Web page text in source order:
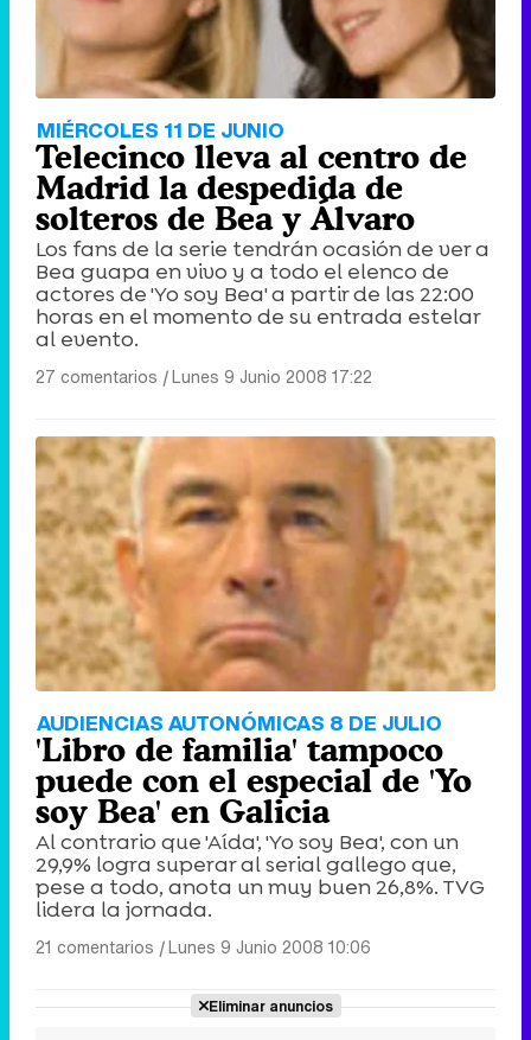
MIÉRCOLES 11 DE JUNIO
Telecinco lleva al centro de
Madrid la despedida de
solteros de Bea y Álvaro
Los fans de la serie tendrán ocasión de ver a
Bea guapa en vivo y a todo el elenco de
actores de 'Yo soy Bea' a partir de las 22:00
horas en el momento de su entrada estelar
al evento.
27 comentarios |Lunes 9 Junio 2008 17:22
AUDIENCIAS AUTONÓMICAS 8 DE JULIO
'Libro de familia' tampoco
puede con el especial de 'Yo
soy Bea' en Galicia
Al contrario que 'Aída', 'Yo soy Bea', con un
29,9% logra superar al serial gallego que,
pese a todo, anota un muy buen 26,8%. TVG
lidera la jornada.
21 comentarios |Lunes 9 Junio 2008 10:06
Eliminar anuncios